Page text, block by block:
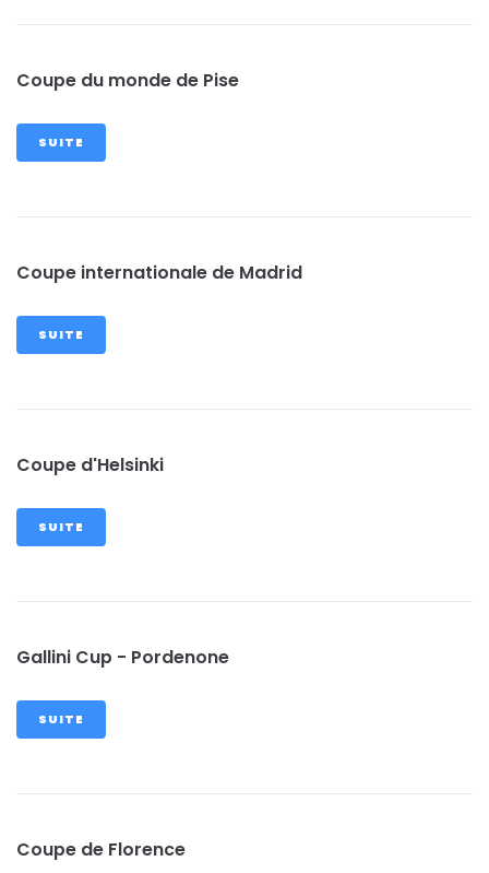
Coupe du monde de Pise
SUITE
Coupe internationale de Madrid
SUITE
Coupe d'Helsinki
SUITE
Gallini Cup - Pordenone
SUITE
Coupe de Florence